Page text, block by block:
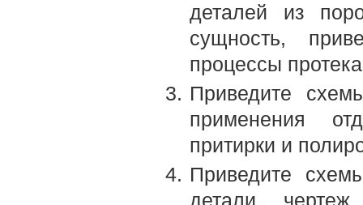
деталей из
сущность,
процессы
Приведите
применения
притирки и
Приведите
детали,